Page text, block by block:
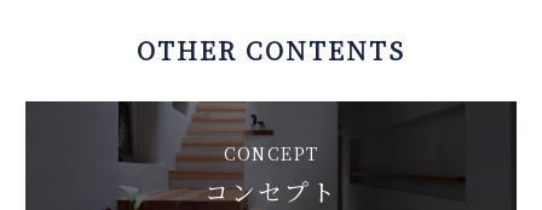
OTHER CONTENTS
CONCEPT
コンセプト